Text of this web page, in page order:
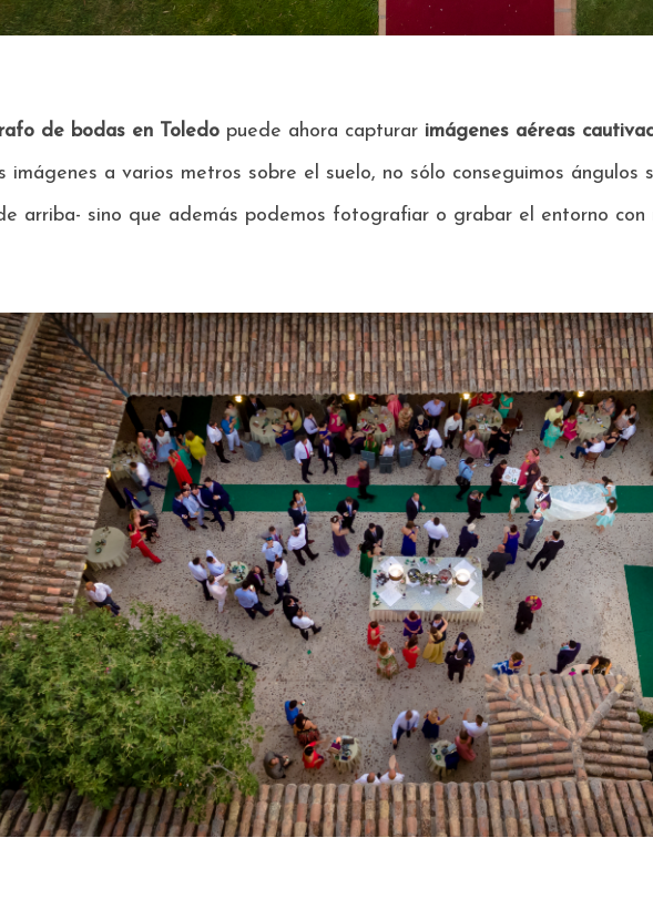
de bodas en Toledo puede ahora capturar imágenes aéreas
imágenes a varios metros sobre el suelo, no sólo conseguimos ángulos
arriba- sino que además podemos fotografiar o grabar el entorno con